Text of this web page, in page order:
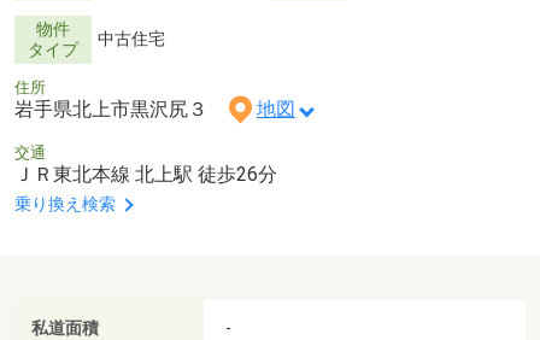
物件
タイプ
中古住宅
住所
岩手県北上市黒沢尻３ 地図
交通
ＪＲ東北本線 北上駅 徒歩26分
乗り換え検索
私道面積 -